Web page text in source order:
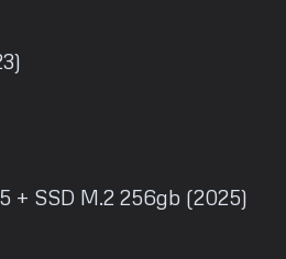
+ SSD M.2 256gb (2025)